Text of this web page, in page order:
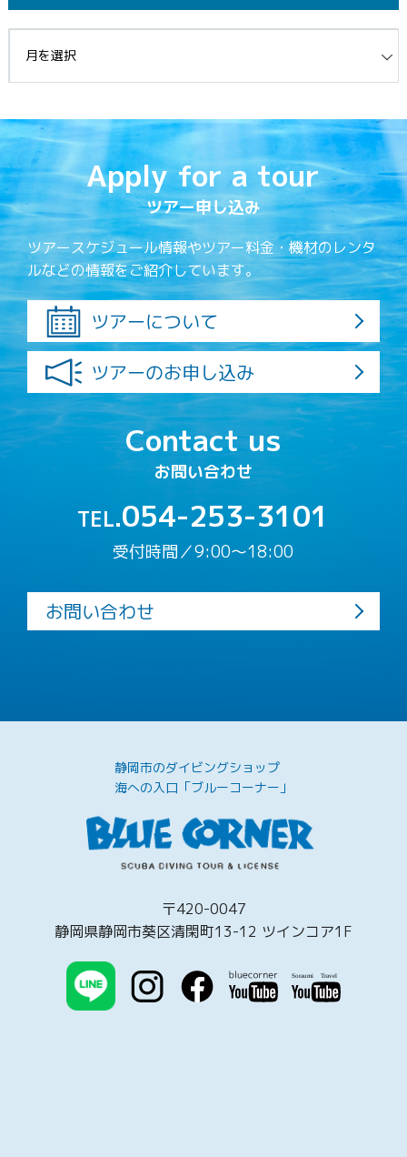
Apply for a tour
ツアー申し込み
ツアースケジュール情報やツアー料金・機材のレンタ
ルなどの情報をご紹介しています。
ツアーについて
ツアーのお申し込み
Contact us
お問い合わせ
TEL.054-253-3101
受付時間／9:00〜18:00
お問い合わせ
静岡市のダイビングショップ
海への入口「ブルーコーナー」
〒420-0047
静岡県静岡市葵区清閑町13-12 ツインコア1F